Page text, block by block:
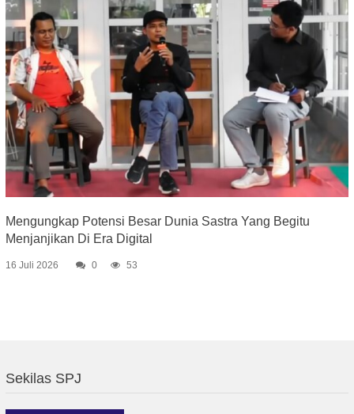
Mengungkap Potensi Besar Dunia Sastra Yang Begitu
Menjanjikan Di Era Digital
16 Juli 2026 0 53
Sekilas SPJ